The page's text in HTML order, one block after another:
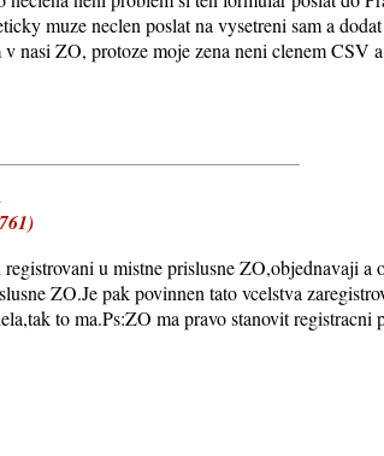
muze neclen poslat na vysetreni sam a
nasi ZO, protoze moje zena neni clenem
u mistne prislusne
ZO.Je pak povinnen tato vcelstva
to ma.Ps:ZO ma pravo stanovit registracni